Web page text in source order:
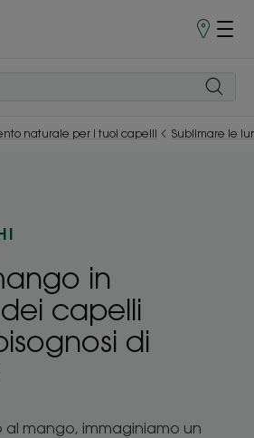
Punti
naturale per i tuoi capelli Sublimare le
in
capelli
di
mango, immaginiamo un